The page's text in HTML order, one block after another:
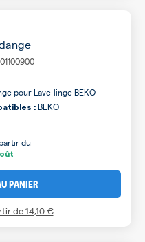
pour Lave-linge BEKO
: BEKO
du
PANIER
de14,10 €